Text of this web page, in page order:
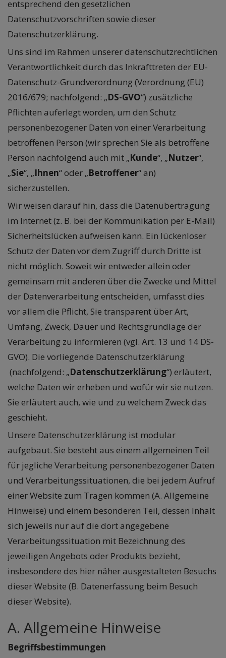
entsprechend den gesetzlichen
Datenschutzvorschriften sowie dieser
Datenschutzerklärung.
Uns sind im Rahmen unserer datenschutzrechtlichen
Verantwortlichkeit durch das Inkrafttreten der EU-
Datenschutz-Grundverordnung (Verordnung (EU)
2016/679; nachfolgend: „DS-GVO“) zusätzliche
Pflichten auferlegt worden, um den Schutz
personenbezogener Daten von einer Verarbeitung
betroffenen Person (wir sprechen Sie als betroffene
Person nachfolgend auch mit „Kunde“, „Nutzer“,
„Sie“, „Ihnen“ oder „Betroffener“ an)
sicherzustellen.
Wir weisen darauf hin, dass die Datenübertragung
im Internet (z. B. bei der Kommunikation per E-Mail)
Sicherheitslücken aufweisen kann. Ein lückenloser
Schutz der Daten vor dem Zugriff durch Dritte ist
nicht möglich. Soweit wir entweder allein oder
gemeinsam mit anderen über die Zwecke und Mittel
der Datenverarbeitung entscheiden, umfasst dies
vor allem die Pflicht, Sie transparent über Art,
Umfang, Zweck, Dauer und Rechtsgrundlage der
Verarbeitung zu informieren (vgl. Art. 13 und 14 DS-
GVO). Die vorliegende Datenschutzerklärung
(nachfolgend: „Datenschutzerklärung“) erläutert,
welche Daten wir erheben und wofür wir sie nutzen.
Sie erläutert auch, wie und zu welchem Zweck das
geschieht.
Unsere Datenschutzerklärung ist modular
aufgebaut. Sie besteht aus einem allgemeinen Teil
für jegliche Verarbeitung personenbezogener Daten
und Verarbeitungssituationen, die bei jedem Aufruf
einer Website zum Tragen kommen (A. Allgemeine
Hinweise) und einem besonderen Teil, dessen Inhalt
sich jeweils nur auf die dort angegebene
Verarbeitungssituation mit Bezeichnung des
jeweiligen Angebots oder Produkts bezieht,
insbesondere des hier näher ausgestalteten Besuchs
dieser Website (B. Datenerfassung beim Besuch
dieser Website).
A. Allgemeine Hinweise
Begriffsbestimmungen